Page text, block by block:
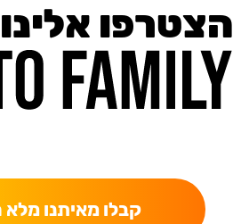
הצטרפו
קבלו מאיתנו